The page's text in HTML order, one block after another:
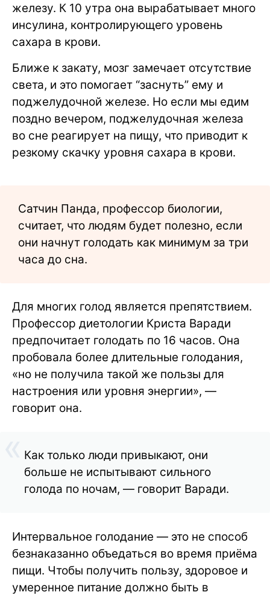
железу. К 10 утра она вырабатывает много
инсулина, контролирующего уровень
сахара в крови.
Ближе к закату, мозг замечает отсутствие
света, и это помогает “заснуть” ему и
поджелудочной железе. Но если мы едим
поздно вечером, поджелудочная железа
во сне реагирует на пищу, что приводит к
резкому скачку уровня сахара в крови.
Сатчин Панда, профессор биологии,
считает, что людям будет полезно, если
они начнут голодать как минимум за три
часа до сна.
Для многих голод является препятствием.
Профессор диетологии Криста Варади
предпочитает голодать по 16 часов. Она
пробовала более длительные голодания,
«но не получила такой же пользы для
настроения или уровня энергии», —
говорит она.
Как только люди привыкают, они
больше не испытывают сильного
голода по ночам, — говорит Варади.
Интервальное голодание — это не способ
безнаказанно объедаться во время приёма
пищи. Чтобы получить пользу, здоровое и
умеренное питание должно быть в